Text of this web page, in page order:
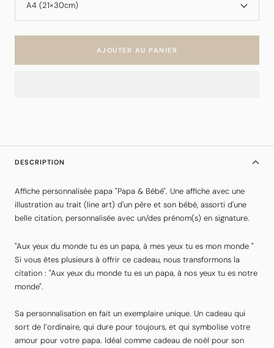
A4 (21×30cm)
AJOUTER AU PANIER
DESCRIPTION
Affiche personnalisée papa "Papa & Bébé". Une affiche avec une
illustration au trait (line art) d'un père et son bébé, assorti d'une
belle citation, personnalisée avec un/des prénom(s) en signature.
"Aux yeux du monde tu es un papa, à mes yeux tu es mon monde "
Si vous êtes plusieurs à offrir ce cadeau, nous transformons la
citation : "Aux yeux du monde tu es un papa, à nos yeux tu es notre
monde".
Sa personnalisation en fait un exemplaire unique. Un cadeau qui
sort de l’ordinaire, qui dure pour toujours, et qui symbolise votre
amour pour votre papa. Idéal comme cadeau de noël pour son